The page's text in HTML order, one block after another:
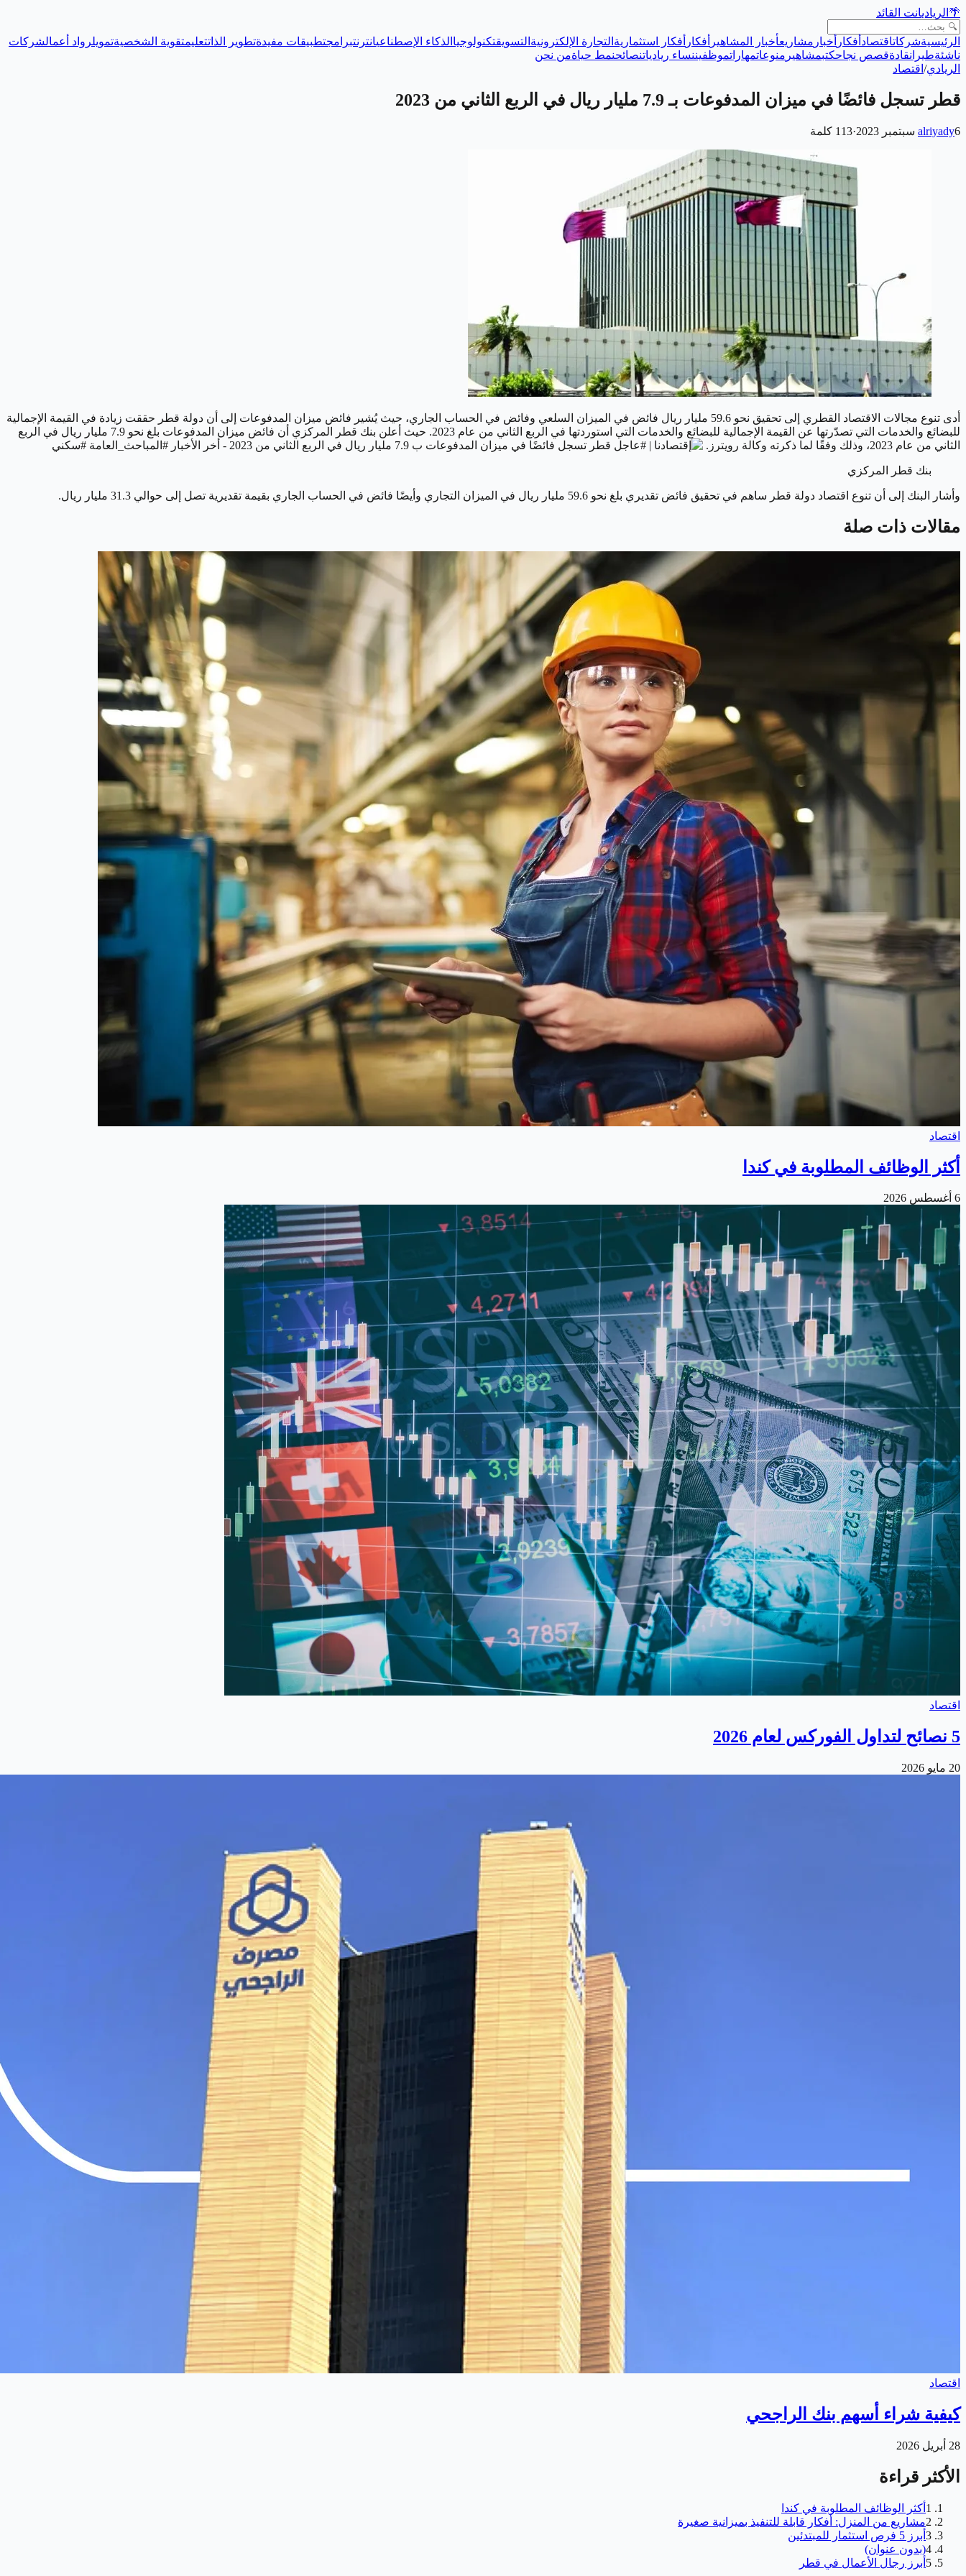
🌴 الرياديانت القائد
الرئيسيةشركاتاقتصاد أفكار أخبار مشاريعأخبار المشاهير أفكار أفكار استثمارية التجارة الإلكترونية التسويقتكنولوجيا الذكاء الإصطناعيانترنتبرامجتطبيقات مفيدةتطوير الذاتتعليمتقوية الشخصيةتمويلرواد أعمالشركات
ناشئةطيرانقادةقصص نجاحكتبمشاهير منوعاتمهاراتموظفيننساء ريادياتنصائحنمط حياةمن نحن
الريادي/ اقتصاد
قطر تسجل فائضًا في ميزان المدفوعات بـ 7.9 مليار ريال في الربع الثاني من 2023
alriyady6 سبتمبر 2023 ·
113 كلمة
أدى تنوع مجالات الاقتصاد القطري إلى تحقيق نحو 59.6 مليار ريال فائض في الميزان السلعي وفائض في الحساب الجاري، حيث يُشير فائض ميزان المدفوعات إلى أن دولة قطر حققت زيادة في القيمة الإجمالية
للبضائع والخدمات التي تصدّرتها عن القيمة الإجمالية للبضائع والخدمات التي استوردتها في الربع الثاني من عام 2023. حيث أعلن بنك قطر المركزي أن فائض ميزان المدفوعات بلغ نحو 7.9 مليار ريال في الربع
الثاني من عام 2023، وذلك وفقًا لما ذكرته وكالة رويترز.
بنك قطر المركزي
وأشار البنك إلى أن تنوع اقتصاد دولة قطر ساهم في تحقيق فائض تقديري بلغ نحو 59.6 مليار ريال في الميزان التجاري وأيضًا فائض في الحساب الجاري بقيمة تقديرية تصل إلى حوالي 31.3 مليار ريال.
مقالات ذات صلة
اقتصاد
أكثر الوظائف المطلوبة في كندا
6 أغسطس 2026
اقتصاد
5 نصائح لتداول الفوركس لعام 2026
20 مايو 2026
اقتصاد
كيفية شراء أسهم بنك الراجحي
28 أبريل 2026
الأكثر قراءة
1 أكثر الوظائف المطلوبة في كندا
2مشاريع من المنزل: أفكار قابلة للتنفيذ بميزانية صغيرة
3 أبرز 5 فرص استثمار للمبتدئين
4(بدون عنوان)
5 أبرز رجال الأعمال في قطر